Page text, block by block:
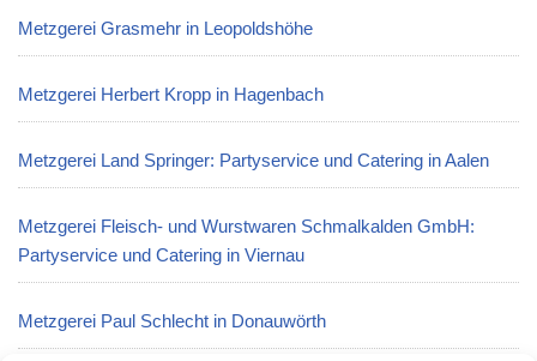
Metzgerei Grasmehr in Leopoldshöhe
Metzgerei Herbert Kropp in Hagenbach
Metzgerei Land Springer: Partyservice und Catering in Aalen
Metzgerei Fleisch- und Wurstwaren Schmalkalden GmbH:
Partyservice und Catering in Viernau
Metzgerei Paul Schlecht in Donauwörth